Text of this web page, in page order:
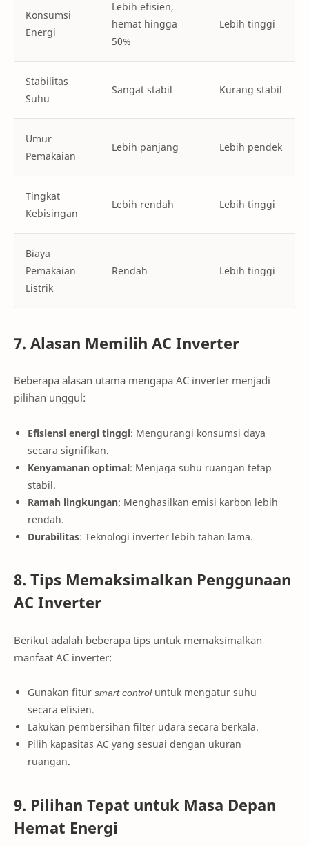
Konsumsi
Energi
Lebih efisien,
hemat hingga
50%
Lebih tinggi
Stabilitas
Suhu
Sangat stabil Kurang stabil
Umur
Pemakaian
Lebih panjang Lebih pendek
Tingkat
Kebisingan
Lebih rendah Lebih tinggi
Biaya
Pemakaian
Listrik
Rendah Lebih tinggi
7. Alasan Memilih AC Inverter
Beberapa alasan utama mengapa AC inverter menjadi
pilihan unggul:
Efisiensi energi tinggi: Mengurangi konsumsi daya
secara signifikan.
Kenyamanan optimal: Menjaga suhu ruangan tetap
stabil.
Ramah lingkungan: Menghasilkan emisi karbon lebih
rendah.
Durabilitas: Teknologi inverter lebih tahan lama.
8. Tips Memaksimalkan Penggunaan
AC Inverter
Berikut adalah beberapa tips untuk memaksimalkan
manfaat AC inverter:
Gunakan fitur smart controluntuk mengatur suhu
secara efisien.
Lakukan pembersihan filter udara secara berkala.
Pilih kapasitas AC yang sesuai dengan ukuran
ruangan.
9. Pilihan Tepat untuk Masa Depan
Hemat Energi